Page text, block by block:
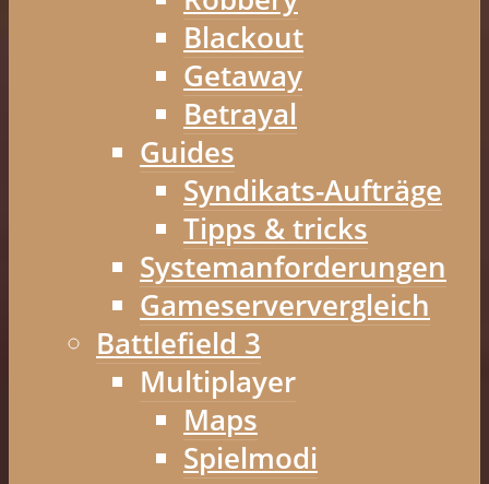
Blackout
Getaway
Betrayal
Guides
Syndikats-Aufträge
Tipps & tricks
Systemanforderungen
Gameserververgleich
Battlefield 3
Multiplayer
Maps
Spielmodi